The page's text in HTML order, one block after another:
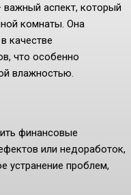
аспект, который
комнаты. Она
качестве
что особенно
влажностью.
финансовые
или недоработок,
устранение проблем,